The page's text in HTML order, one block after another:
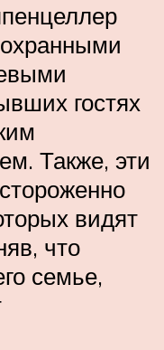
гостях
Также, эти
видят
что
семье,